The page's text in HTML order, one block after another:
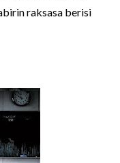
raksasa berisi